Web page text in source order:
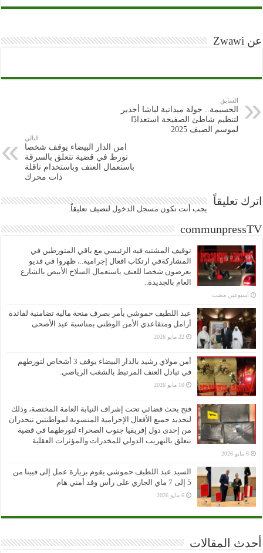
عن Zwawi
السابق
الحسيمة.. جولة ميدانية لباشا أجدير
لتنظيم شاطئ الصفيحة استعدادًا
لموسم الصيف 2025
التالي
امن الدار البيضاء يوقف شخصا
تورط في قضية تتعلق بالسرقة
باستعمال العنف وباستخدام ناقلة
ذات محرك
اترك تعليقاً
يجب أنت تكون مسجل الدخول لتضيف تعليقاً.
communpressTV
توقيف المشتبه فيه الرئيسي مع باقي المتورطين في
المشاركةفي ارتكاب افعال إجرامية..، ظهروا في فديو
يعرضون شخصا للعنف باستعمال السلاح الأبيض بالشارع
العام بالجديدة..
‏أسبوعين مضت
عبد اللطيف حموشي يأمر بصرف منحة مالية تضامنية لفائدة
أرامل ومتقاعدي الأمن الوطني بمناسبة عيد الأضحى
22 مايو 2026
أمن مولاي رشيد بالدار البيضاء يوقف 3 أشخاص لتورطهم
في تبادل العنف المرتبط بالشغب الرياضي.
10 مايو 2026
فتح بحث قضائي تحت إشراف النيابة العامة المختصة، وذلك
لتحديد جميع الأفعال الإجرامية المنسوبة لمواطنتين تنحدران
من إحدى دول إفريقيا جنوب الصحراء لتورطهما في قضية
تتعلق بالتهريب الدولي للمخدرات والمؤثرات العقلية
6 مايو 2026
السيد عبد اللطيف حموشي يقوم بزيارة عمل إلى فيينا من
5 إلى 7 ماي الجاري على رأس وفد أمني هام
6 مايو 2026
أحدث المقالات